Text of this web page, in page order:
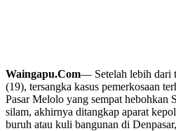
Waingapu.Com— Setelah lebih dari
(19), tersangka kasus pemerkosaan
Pasar Melolo yang sempat hebohkan
silam, akhirnya ditangkap aparat
buruh atau kuli bangunan di